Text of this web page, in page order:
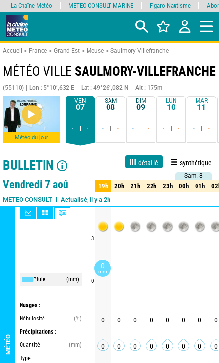
Accueil France Grand Est Meuse Saulmory-Villefranche
MÉTÉO VILLE SAULMORY-VILLEFRANCHE
(55110) Lon : 5°10’,632 E Lat : 49°26’,082 N Alt : 175m
Météo du jour
VEN
07
- -
SAM
08
- -
DIM
09
- -
LUN
10
- -
MAR
11
- -
BULLETIN détaillé synthétique
Live 1 jour 3 jours 15 jours Fiabilité 90%
Vendredi 7 aoû
METEO CONSULT Actualisé, il y a 2h
MÉTÉO
Pluie (mm)
Nuages :
Nébulosité
(%)
Précipitations :
Quantité
(mm)
Type
3
0
Sam. 8
19h 20h 21h 22h 23h 00h 01h
Sam. 8
19h 20h 21h 22h 23h 00h 01h
0 0 0 0 0 0 0 0
0 0 0 0 0 0 0 0
- - - - - - - -
La Chaîne Météo METEO CONSULT MARINE Figaro Nautisme
0
mm